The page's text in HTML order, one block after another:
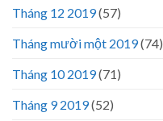
Tháng 12 2019(57)
Tháng mười một 2019(74)
Tháng 10 2019(71)
Tháng 9 2019(52)